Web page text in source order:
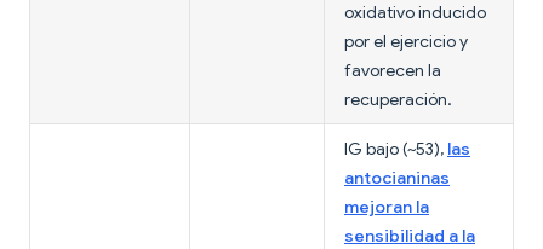
oxidativo inducido
por el ejercicio y
favorecen la
recuperación.
IG bajo (~53), las
antocianinas
mejoran la
sensibilidad a la